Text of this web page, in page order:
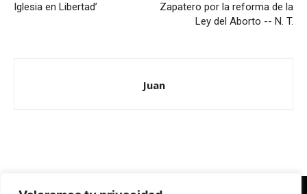
Iglesia en Libertad’
Zapatero por la reforma de la
Ley del Aborto -- N. T.
Juan